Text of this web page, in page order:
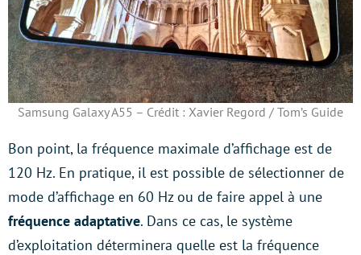
Samsung Galaxy A55 – Crédit : Xavier Regord / Tom’s Guide
Bon point, la fréquence maximale d’affichage est de
120 Hz. En pratique, il est possible de sélectionner de
mode d’affichage en 60 Hz ou de faire appel à une
fréquence adaptative. Dans ce cas, le système
d’exploitation déterminera quelle est la fréquence